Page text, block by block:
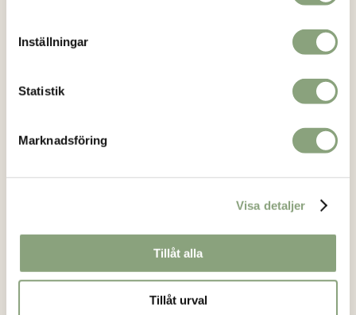
Inställningar
Statistik
Marknadsföring
Visa detaljer
Tillåt alla
Tillåt urval
Kundservice
Köpvillkor
Integritetspolicy